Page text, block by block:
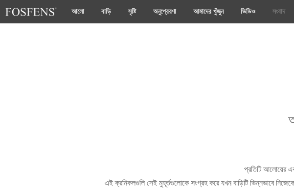
আলো বাড়ি সৃষ্টি অনুপ্রেরণা আমাদের খুঁজুন ভিডিও সংবাদ
প্রতিটি আলোয়ের
এই ক্রনিকলগুলি সেই মুহূর্তগুলোকে সংগ্রহ করে যখন বাড়িটি ভিন্নভাবে